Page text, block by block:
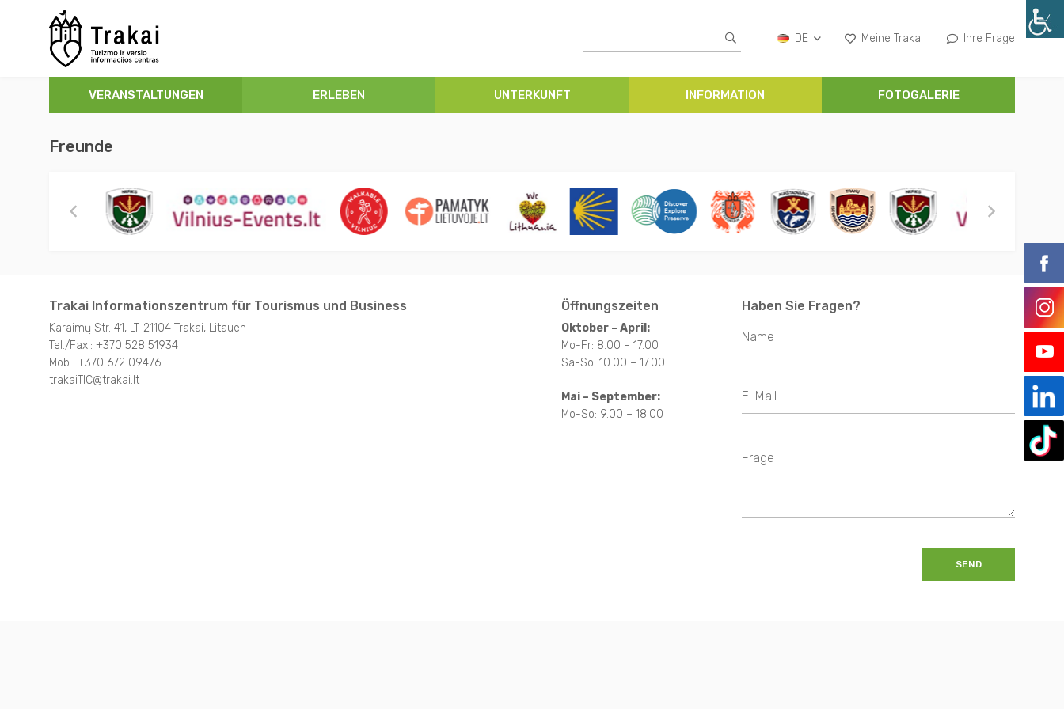
DE Meine Trakai Ihre Frage
VERANSTALTUNGEN ERLEBEN UNTERKUNFT INFORMATION FOTOGALERIE
Freunde
Trakai Informationszentrum für Tourismus und Business
Karaimų Str. 41, LT-21104 Trakai, Litauen
Tel./Fax.: +370 528 51934
Mob.: +370 672 09476
trakaiTIC@trakai.lt
Öffnungszeiten
Oktober – April:
Mo-Fr: 8.00 – 17.00
Sa-So: 10.00 – 17.00
Mai – September:
Mo-So: 9.00 – 18.00
Haben Sie Fragen?
Kostenlose Veranstaltungen
Festivals
Aufführungen
Für Kinder
Stadtführungen
Andere
Sehenswürdigkeiten
Stadtführungen
Aktive Freizeit
Essen und Trinken
Restaurants für Familien
Gästehäuser
Privatvermieter
Űber Trakai
Informationszentrum für Tourismus und Business
Nützliche Informationen
Volkskunst&Traditionen